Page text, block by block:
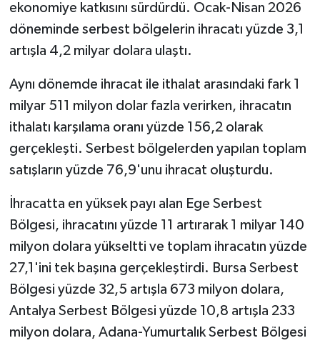
ekonomiye katkısını sürdürdü. Ocak-Nisan 2026
döneminde serbest bölgelerin ihracatı yüzde 3,1
artışla 4,2 milyar dolara ulaştı.
Aynı dönemde ihracat ile ithalat arasındaki fark 1
milyar 511 milyon dolar fazla verirken, ihracatın
ithalatı karşılama oranı yüzde 156,2 olarak
gerçekleşti. Serbest bölgelerden yapılan toplam
satışların yüzde 76,9'unu ihracat oluşturdu.
İhracatta en yüksek payı alan Ege Serbest
Bölgesi, ihracatını yüzde 11 artırarak 1 milyar 140
milyon dolara yükseltti ve toplam ihracatın yüzde
27,1'ini tek başına gerçekleştirdi. Bursa Serbest
Bölgesi yüzde 32,5 artışla 673 milyon dolara,
Antalya Serbest Bölgesi yüzde 10,8 artışla 233
milyon dolara, Adana-Yumurtalık Serbest Bölgesi